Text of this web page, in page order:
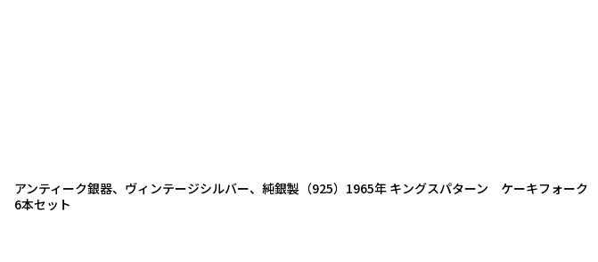
アンティーク銀器、ヴィンテージシルバー、純銀製（925）1965年 キングスパターン ケーキフォーク
6本セット